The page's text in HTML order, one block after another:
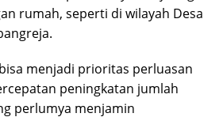
rumah, seperti di wilayah Desa
menjadi prioritas perluasan
peningkatan jumlah
perlumya menjamin